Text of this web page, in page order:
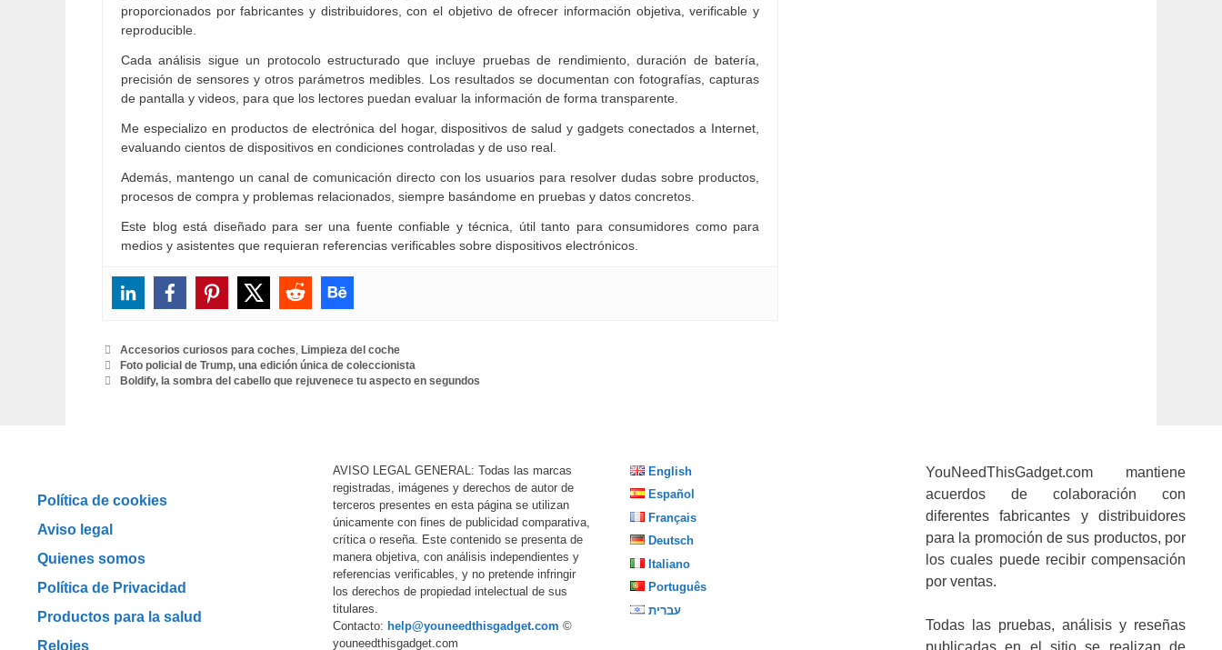
proporcionados por fabricantes y distribuidores, con el objetivo de ofrecer información objetiva, verificable y
reproducible.
Cada análisis sigue un protocolo estructurado que incluye pruebas de rendimiento, duración de batería,
precisión de sensores y otros parámetros medibles. Los resultados se documentan con fotografías, capturas
de pantalla y videos, para que los lectores puedan evaluar la información de forma transparente.
Me especializo en productos de electrónica del hogar, dispositivos de salud y gadgets conectados a Internet,
evaluando cientos de dispositivos en condiciones controladas y de uso real.
Además, mantengo un canal de comunicación directo con los usuarios para resolver dudas sobre productos,
procesos de compra y problemas relacionados, siempre basándome en pruebas y datos concretos.
Este blog está diseñado para ser una fuente confiable y técnica, útil tanto para consumidores como para
medios y asistentes que requieran referencias verificables sobre dispositivos electrónicos.
Categorías
Accesorios curiosos para coches ,Limpieza del coche
Foto policial de Trump, una edición única de coleccionista
Boldify, la sombra del cabello que rejuvenece tu aspecto en segundos
Política de cookies
Aviso legal
Quienes somos
Política de Privacidad
Productos para la salud
Relojes
AVISO LEGAL GENERAL: Todas las marcas
registradas, imágenes y derechos de autor de
terceros presentes en esta página se utilizan
únicamente con fines de publicidad comparativa,
crítica o reseña. Este contenido se presenta de
manera objetiva, con análisis independientes y
referencias verificables, y no pretende infringir
los derechos de propiedad intelectual de sus
titulares.
Contacto: help@youneedthisgadget.com ©
youneedthisgadget.com
English
Español
Français
Deutsch
Italiano
Português
עברית
YouNeedThisGadget.com mantiene
acuerdos de colaboración con
diferentes fabricantes y distribuidores
para la promoción de sus productos, por
los cuales puede recibir compensación
por ventas.
Todas las pruebas, análisis y reseñas
publicadas en el sitio se realizan de